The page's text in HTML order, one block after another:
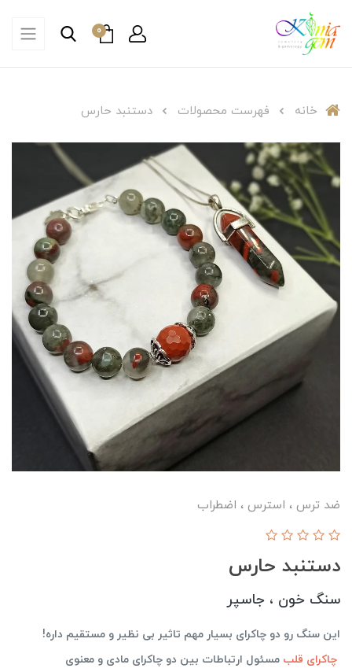
0
خانه فهرست محصولات دستنبد حارس
ضد ترس ، استرس ، اضطراب
دستنبد حارس
سنگ خون ، جاسپر
این سنگ رو دو چاکرای بسیار مهم تاثیر بی نظیر و مستقیم داره!
چاکرای قلب مسئول ارتباطات بین دو چاکرای مادی و معنوی